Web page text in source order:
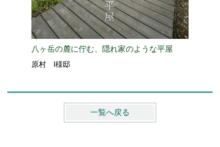
八ヶ岳の麓に佇む、隠れ家のような平屋
原村 I様邸
一覧へ戻る